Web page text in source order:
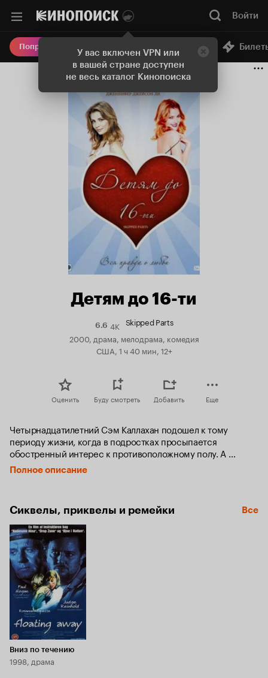
У вас включен VPN или
в вашей стране доступен
не весь каталог Кинопоиска
Войти
Попробовать Плюс Онлайн-кинотеатр
Детям до 16-ти
6.6Рейтинг
4K Skipped Parts
2000, драма, мелодрама, комедия
США, 1 ч 40 мин, 12+
Оценить Буду смотреть Добавить Еще
Четырнадцатилетний Сэм Каллахан подошел к тому
периоду жизни, когда в подростках просыпается
обостренный интерес к противоположному полу. А
поскольку Сэм собирается стать писателем, ему
необходим богатый личный опыт, чтобы не сфальшивить в
Мори... Так начинается его путь к неожиданным
открытиям...
Полное описание
Сиквелы, приквелы и ремейки Все
Вниз по течению
1998, драма